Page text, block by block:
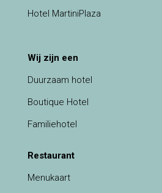
Hotel MartiniPlaza
Wij zijn een
Duurzaam hotel
Boutique Hotel
Familiehotel
Restaurant
Menukaart